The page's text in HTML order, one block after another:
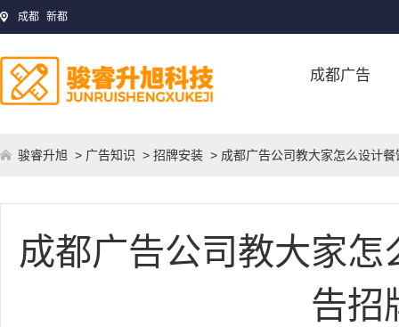
成都 新都
成都广告
骏睿升旭 > 广告知识 > 招牌安装 > 成都广告公司教大家怎么设计
成都广告公司教大家
告招